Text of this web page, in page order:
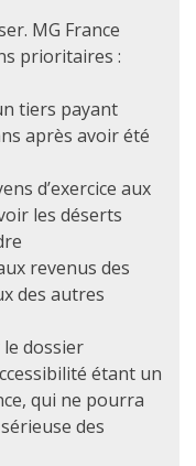
MG France
prioritaires :
tiers payant
après avoir été
d’exercice aux
les déserts
revenus des
des autres
dossier
étant un
qui ne pourra
des